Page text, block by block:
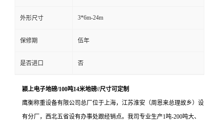
外形尺寸 3*6m-24m
保修期 伍年
是否进口 否
颍上电子地磅/100吨14米地磅//尺寸可定制
鹰衡称重设备有限公司 总厂位于上海，江苏淮安 （周恩来总理故乡） 设
有分厂， 西北五省设有办事处跟经销点。我司专业生产1 吨-200吨大、